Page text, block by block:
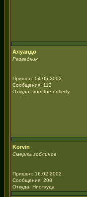
Алуандо
Разведчик
Пришел: 04.05.2002
Сообщения: 112
Откуда: from the entierty
Korvin
Смерть гоблинов
Пришел: 16.02.2002
Сообщения: 208
Откуда: Ниоткуда